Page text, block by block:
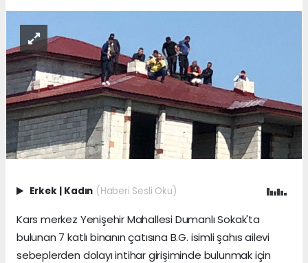
Erkek | Kadın (Haberi Sesli Oku)
Kars merkez Yenişehir Mahallesi Dumanlı Sokak'ta
bulunan 7 katlı binanın çatısına B.G. isimli şahıs ailevi
sebeplerden dolayı intihar girişiminde bulunmak için